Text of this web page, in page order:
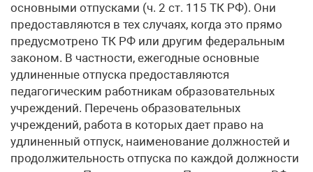
основными отпусками (ч. 2 ст. 115 ТК РФ). Они
предоставляются в тех случаях, когда это прямо
предусмотрено ТК РФ или другим федеральным
законом. В частности, ежегодные основные
удлиненные отпуска предоставляются
педагогическим работникам образовательных
учреждений. Перечень образовательных
учреждений, работа в которых дает право на
удлиненный отпуск, наименование должностей и
продолжительность отпуска по каждой должности